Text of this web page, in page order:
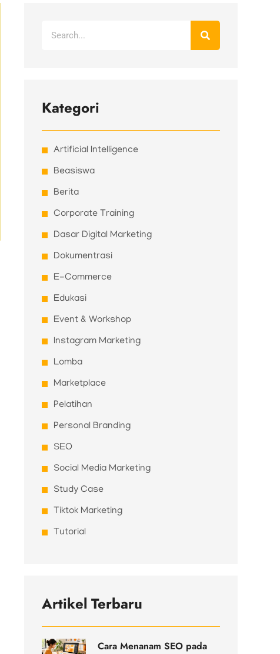
Kategori
Artificial Intelligence
Beasiswa
Berita
Corporate Training
Dasar Digital Marketing
Dokumentrasi
E-Commerce
Edukasi
Event & Workshop
Instagram Marketing
Lomba
Marketplace
Pelatihan
Personal Branding
SEO
Social Media Marketing
Study Case
Tiktok Marketing
Tutorial
Artikel Terbaru
Cara Menanam SEO pada